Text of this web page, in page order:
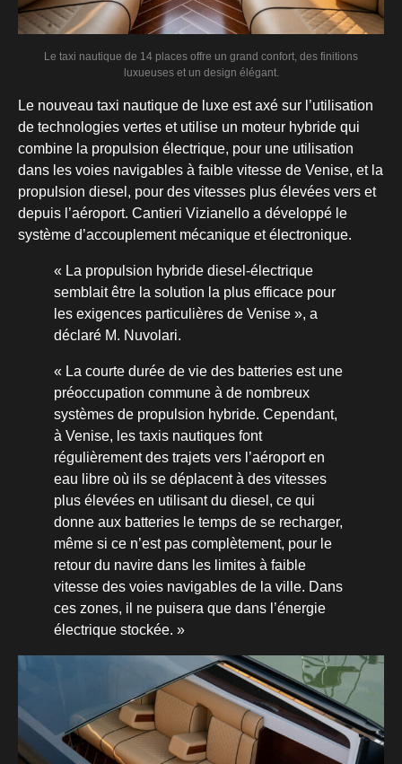
Le taxi nautique de 14 places offre un grand confort, des finitions
luxueuses et un design élégant.
Le nouveau taxi nautique de luxe est axé sur l’utilisation
de technologies vertes et utilise un moteur hybride qui
combine la propulsion électrique, pour une utilisation
dans les voies navigables à faible vitesse de Venise, et la
propulsion diesel, pour des vitesses plus élevées vers et
depuis l’aéroport. Cantieri Vizianello a développé le
système d’accouplement mécanique et électronique.
« La propulsion hybride diesel-électrique
semblait être la solution la plus efficace pour
les exigences particulières de Venise », a
déclaré M. Nuvolari.
« La courte durée de vie des batteries est une
préoccupation commune à de nombreux
systèmes de propulsion hybride. Cependant,
à Venise, les taxis nautiques font
régulièrement des trajets vers l’aéroport en
eau libre où ils se déplacent à des vitesses
plus élevées en utilisant du diesel, ce qui
donne aux batteries le temps de se recharger,
même si ce n’est pas complètement, pour le
retour du navire dans les limites à faible
vitesse des voies navigables de la ville. Dans
ces zones, il ne puisera que dans l’énergie
électrique stockée. »